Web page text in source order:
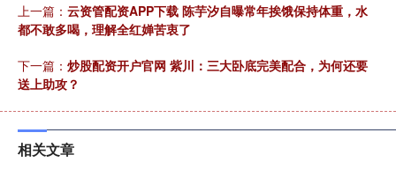
上一篇： 云资管配资APP下载 陈芋汐自曝常年挨饿保持体重，水
都不敢多喝，理解全红婵苦衷了
下一篇： 炒股配资开户官网 紫川：三大卧底完美配合，为何还要
送上助攻？
相关文章